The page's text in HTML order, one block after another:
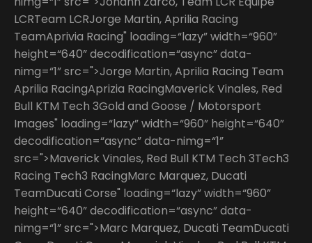
LCRTeam LCRJorge Martin, Aprilia Racing
TeamAprivia Racing" loading=“lazy” width=“960”
height=“640” decodification=“async” data-
nimg=“1” src=">Jorge Martin, Aprilia Racing Team
Aprilia RacingAprizia RacingMaverick Vinales, Red
Bull KTM Tech 3Gold and Goose / Motorsport
Images" loading=“lazy” width=“960” height=“640”
decodification=“async” data-nimg=“1”
src=">Maverick Vinales, Red Bull KTM Tech 3Tech3
Racing Tech3 RacingMarc Marquez, Ducati
TeamDucati Corse" loading=“lazy” width=“960”
height=“640” decodification=“async” data-
nimg=“1” src=">Marc Marquez, Ducati TeamDucati